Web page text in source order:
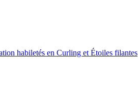
habiletés en Curling et Étoiles filantes